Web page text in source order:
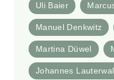
Uli Baier
Manuel Denkwitz
Martina Düwel
Johannes